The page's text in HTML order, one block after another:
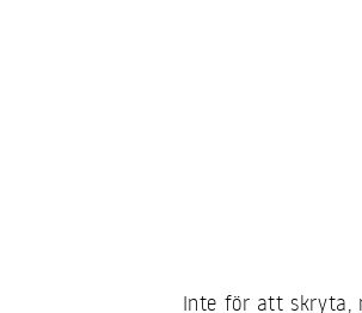
Inte för att skryta,